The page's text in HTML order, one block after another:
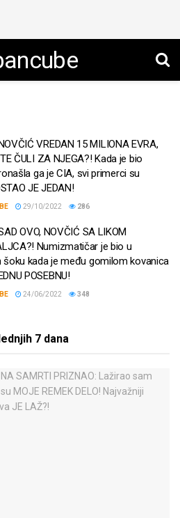
VREDAN 15 MILIONA EVRA,
ČULI ZA NJEGA?! Kada je bio
ga je CIA, svi primerci su
JE JEDAN!
29/10/2022 286
OVO, NOVČIĆ SA LIKOM
Numizmatičar je bio u
kada je među gomilom kovanica
POSEBNU!
24/06/2022 348
7 dana